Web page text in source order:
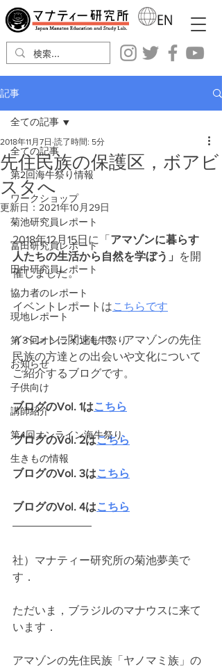
記事
全ての記事
第2回海牛祭り情報
ワークショップ
菊池研究員レポート
冨田研究員レポート
田中研究員レポート
協力者のレポート
現地レポート
第３回オンライン海牛祭り
お知らせ
子供向け
講師紹介
第4回オンライン海牛祭り
生きもの情報
全ての記事
先住民族の保護区，ボアビ
スタへ
2018年11月7日 読了時間: 5分
更新日： 2021年10月29日
2018年12月15日に「 アマゾンに暮らす
人たちの生活から自然を学ぼう」
を開
催しました。
イベントレポートはこちらです
イベントに関連して、アマゾンの先住
民族の方達との出会いや文化について
ご紹介するブログです。
ブログのVol. 1はこちら
ブログのVol. 2はこちら
ブログのVol. 3はこちら
ブログのVol. 4はこちら
社）マナティー研究所の菊池夢美で
す．
ただいま，ブラジルのマナウスに来て
います．
アマゾンの先住民族「ヤノマミ族」の